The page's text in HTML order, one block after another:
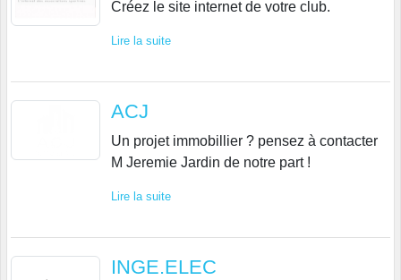
Créez le site internet de votre club.
Lire la suite
ACJ
Un projet immobillier ? pensez à contacter
M Jeremie Jardin de notre part !
Lire la suite
INGE.ELEC